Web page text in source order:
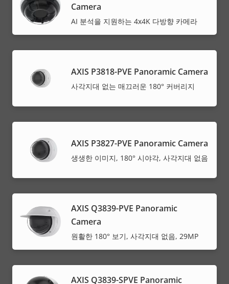
Camera
AI 분석을 지원하는 4x4K 다방향 카메라
AXIS P3818-PVE Panoramic Camera
사각지대 없는 매끄러운 180° 커버리지
AXIS P3827-PVE Panoramic Camera
생생한 이미지, 180° 시야각, 사각지대 없음
AXIS Q3839-PVE Panoramic
Camera
원활한 180° 보기, 사각지대 없음, 29MP
AXIS Q3839-SPVE Panoramic